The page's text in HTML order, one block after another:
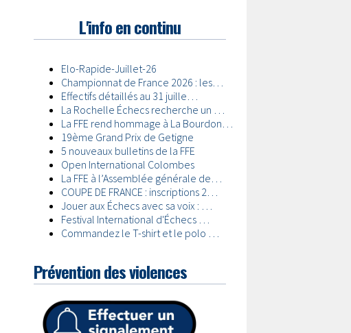
L'info en continu
Prévention des violences